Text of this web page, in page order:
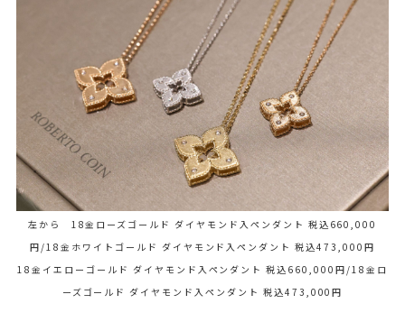
左から 18金ローズゴールド ダイヤモンド入ペンダント 税込660,000
円/18金ホワイトゴールド ダイヤモンド入ペンダント 税込473,000円
18金イエローゴールド ダイヤモンド入ペンダント 税込660,000円/18金ロ
ーズゴールド ダイヤモンド入ペンダント 税込473,000円